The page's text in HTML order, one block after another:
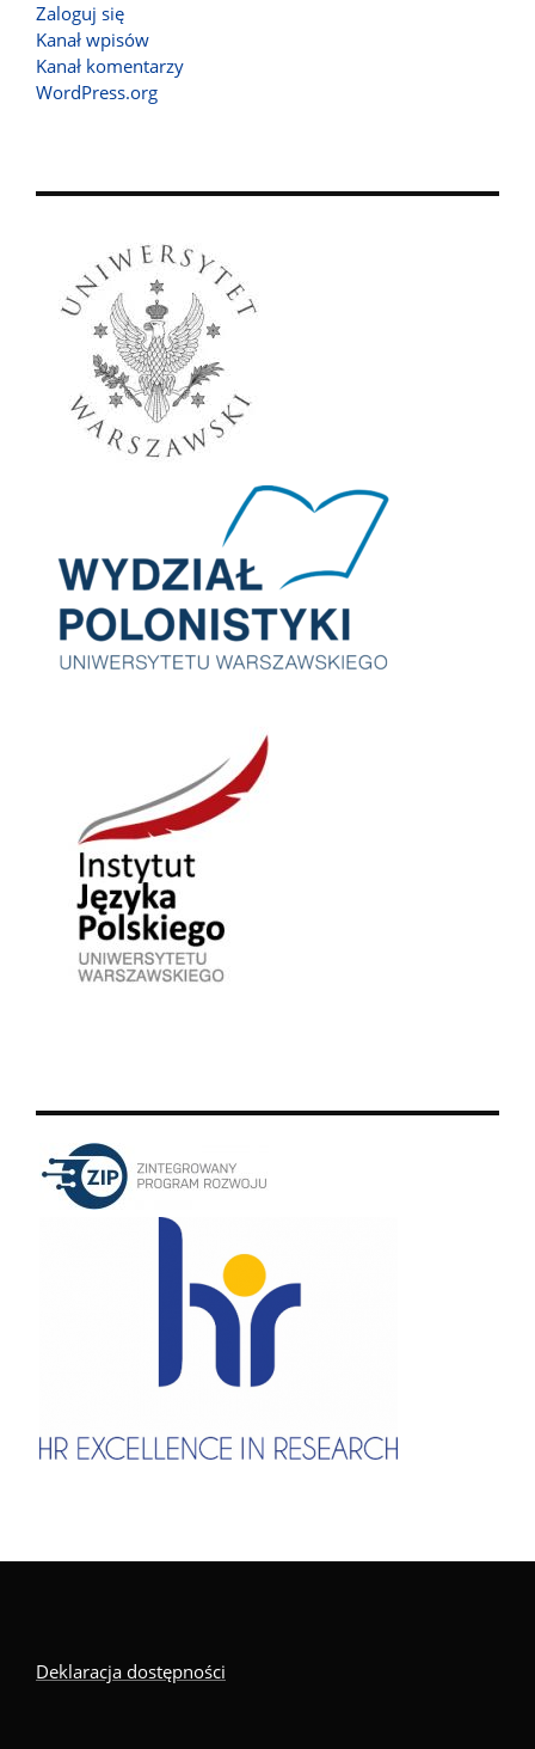
Zaloguj się
Kanał wpisów
Kanał komentarzy
WordPress.org
Deklaracja dostępności